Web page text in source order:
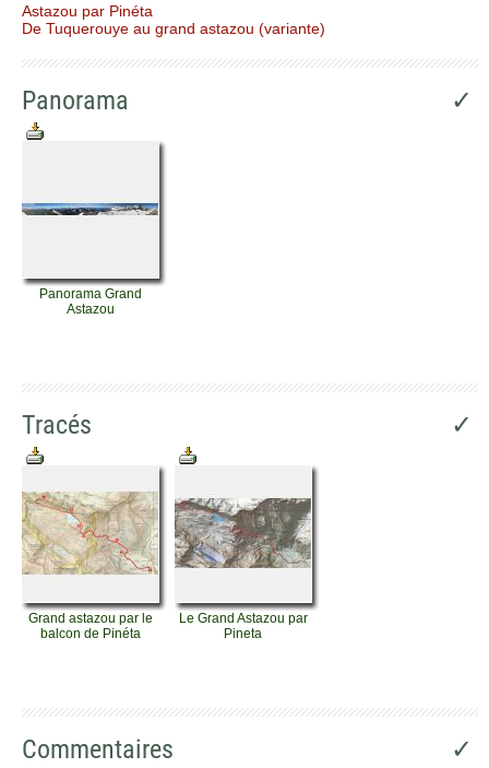
Astazou par Pinéta
De Tuquerouye au grand astazou (variante)
Panorama ✓
Panorama Grand
Astazou
Tracés ✓
Grand astazou par le
balcon de Pinéta
Le Grand Astazou par
Pineta
Commentaires ✓